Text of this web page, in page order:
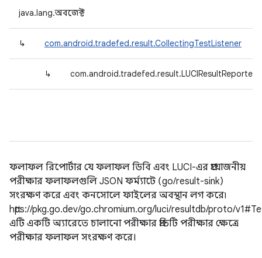
java.lang.অবজেক্ট
↳ com.android.tradefed.result.CollectingTestListener
↳ com.android.tradefed.result.LUCIResultReporter
ফলাফল রিপোর্টার যে ফলাফল ডিবি এবং LUCI-এর প্রয়োজনীয়
পরীক্ষার ফলাফলগুলি JSON ফর্ম্যাটে (go/result-sink)
সংরক্ষণ করে এবং কনসোলে ফাইলের অবস্থান লগ করে৷
https://pkg.go.dev/go.chromium.org/luci/resultdb/proto/
এটি একটি অ্যারেতে চালানো পরীক্ষার প্রতিটি পরীক্ষার ক্ষেত্রে
পরীক্ষার ফলাফল সংরক্ষণ করে।